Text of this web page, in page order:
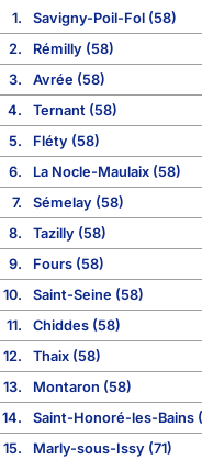
1.
Savigny-Poil-Fol (58)
2.
Rémilly (58)
3.
Avrée (58)
4.
Ternant (58)
5.
Fléty (58)
6.
La Nocle-Maulaix (58)
7.
Sémelay (58)
8.
Tazilly (58)
9.
Fours (58)
10.
Saint-Seine (58)
11.
Chiddes (58)
12.
Thaix (58)
13.
Montaron (58)
14.
Saint-Honoré-les-Bains
15.
Marly-sous-Issy (71)